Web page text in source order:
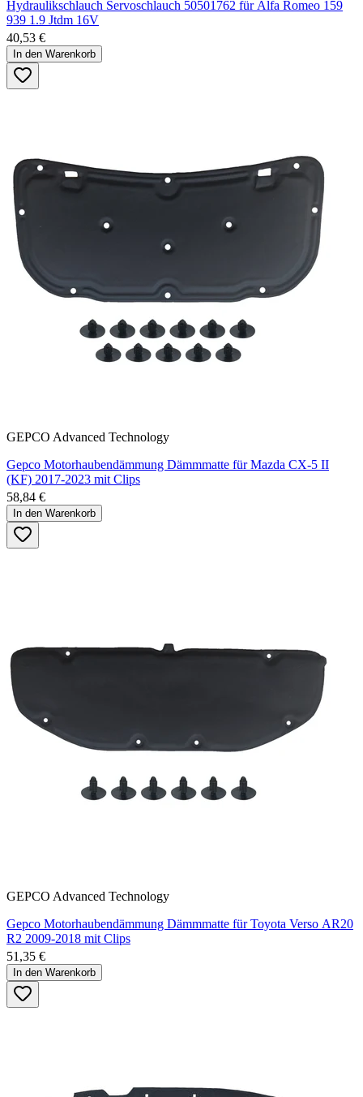
Hydraulikschlauch Servoschlauch 50501762 für Alfa Romeo 159
939 1.9 Jtdm 16V
40,53 €
In den Warenkorb
GEPCO Advanced Technology
Gepco Motorhaubendämmung Dämmmatte für Mazda CX-5 II
(KF) 2017-2023 mit Clips
58,84 €
In den Warenkorb
GEPCO Advanced Technology
Gepco Motorhaubendämmung Dämmmatte für Toyota Verso AR20
R2 2009-2018 mit Clips
51,35 €
In den Warenkorb